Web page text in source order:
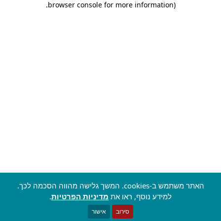
browser console for more information)
.
האתר משתמש ב-cookies. המשך גלישה מהווה הסכמה לכך.
למידע נוסף, ראו את מדיניות הפרטיות.
סירוב אישור